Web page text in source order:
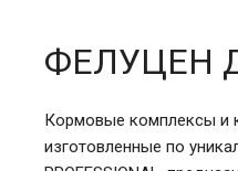
ФЕЛУЦЕН
Кормовые комплексы и
изготовленные по